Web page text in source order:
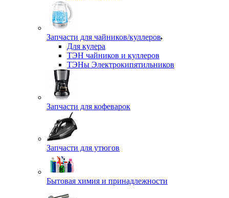
Запчасти для чайников/куллеров
Для кулера
ТЭН чайников и куллеров
ТЭНы Электрокипятильников
Запчасти для кофеварок
Запчасти для утюгов
Бытовая химия и принадлежности